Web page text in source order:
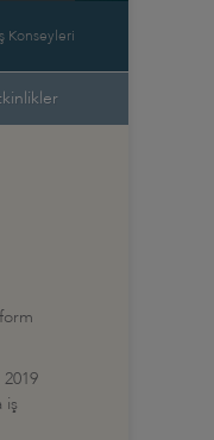
Konseyleri
iş